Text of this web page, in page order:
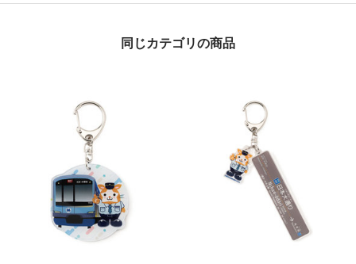
同じカテゴリの商品